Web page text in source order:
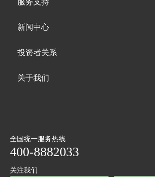
服务支持
新闻中心
投资者关系
关于我们
全国统一服务热线
400-8882033
关注我们